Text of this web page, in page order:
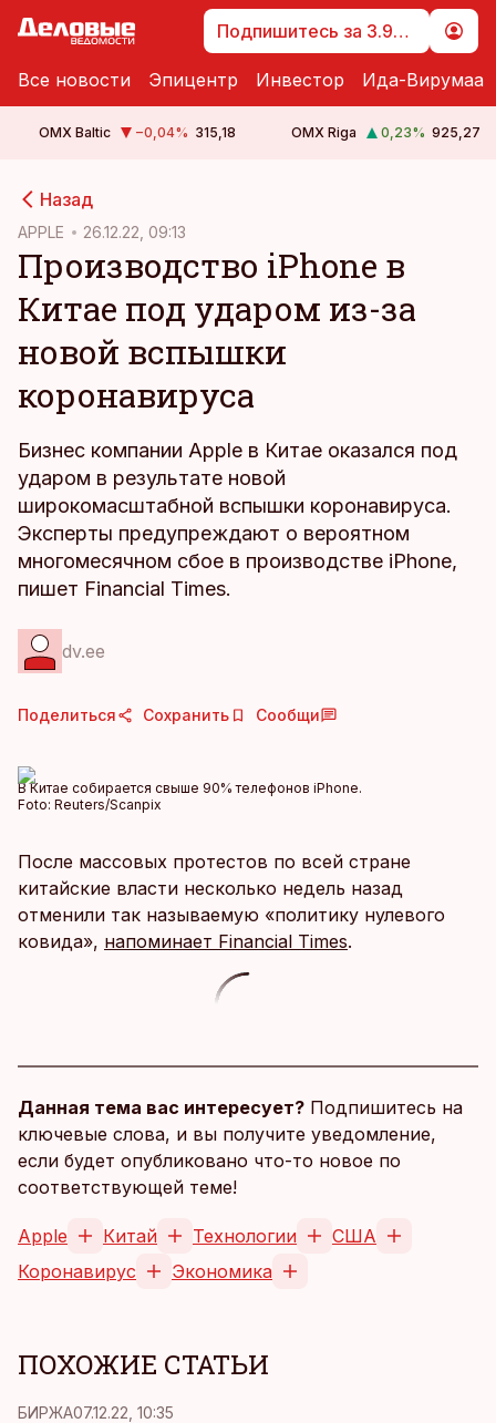
Подпишитесь за 3.99 €
Все новости Эпицентр Инвестор Ида-Вирумаа
OMX Baltic −0,04% 315,18 OMX Riga 0,23% 925,27
Назад
APPLE 26.12.22, 09:13
Производство iPhone в
Китае под ударом из-за
новой вспышки
коронавируса
Бизнес компании Apple в Китае оказался под
ударом в результате новой
широкомасштабной вспышки коронавируса.
Эксперты предупреждают о вероятном
многомесячном сбое в производстве iPhone,
пишет Financial Times.
dv.ee
Поделиться Сохранить Сообщи
В Китае собирается свыше 90% телефонов iPhone.
Foto: Reuters/Scanpix
После массовых протестов по всей стране
китайские власти несколько недель назад
отменили так называемую «политику нулевого
ковида», напоминает Financial Times.
Данная тема вас интересует? Подпишитесь на
ключевые слова, и вы получите уведомление,
если будет опубликовано что-то новое по
соответствующей теме!
Apple Китай Технологии
США
Коронавирус
Экономика
ПОХОЖИЕ СТАТЬИ
БИРЖА07.12.22, 10:35